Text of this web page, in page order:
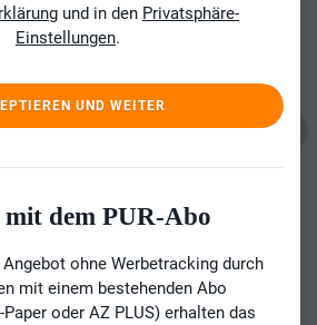
und in den Privatsphäre-
Einstellungen.
UND WEITER
dem PUR-Abo
ohne Werbetracking durch
mit einem bestehenden Abo
oder AZ PLUS) erhalten das